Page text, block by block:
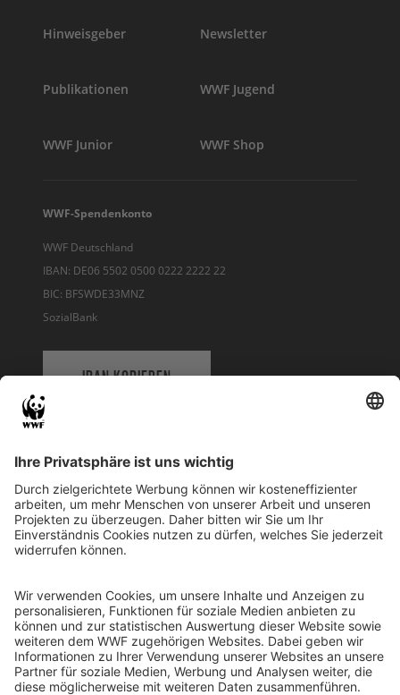
Hinweisgeber Newsletter
Publikationen WWF Jugend
WWF Junior WWF Shop
WWF-Spendenkonto
WWF Deutschland
IBAN: DE06 5502 0500 0222 2222 22
BIC: BFSWDE33MNZ
SozialBank
IBAN KOPIEREN
WWF Deutschland
Reinhardtstr. 18
10117 Berlin
Ihre Spende kann steuerlich geltend gemacht werden
Registriert als Stiftung WWF Deutschland, Senatsverwaltung für
Justiz Berlin, Az: 3416/976/2
Umsatzsteuer-Identifikationsnummer: DE 114236103